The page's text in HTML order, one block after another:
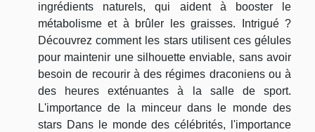
ingrédients naturels, qui aident à booster le
métabolisme et à brûler les graisses. Intrigué ?
Découvrez comment les stars utilisent ces gélules
pour maintenir une silhouette enviable, sans avoir
besoin de recourir à des régimes draconiens ou à
des heures exténuantes à la salle de sport.
L'importance de la minceur dans le monde des
stars Dans le monde des célébrités, l'importance